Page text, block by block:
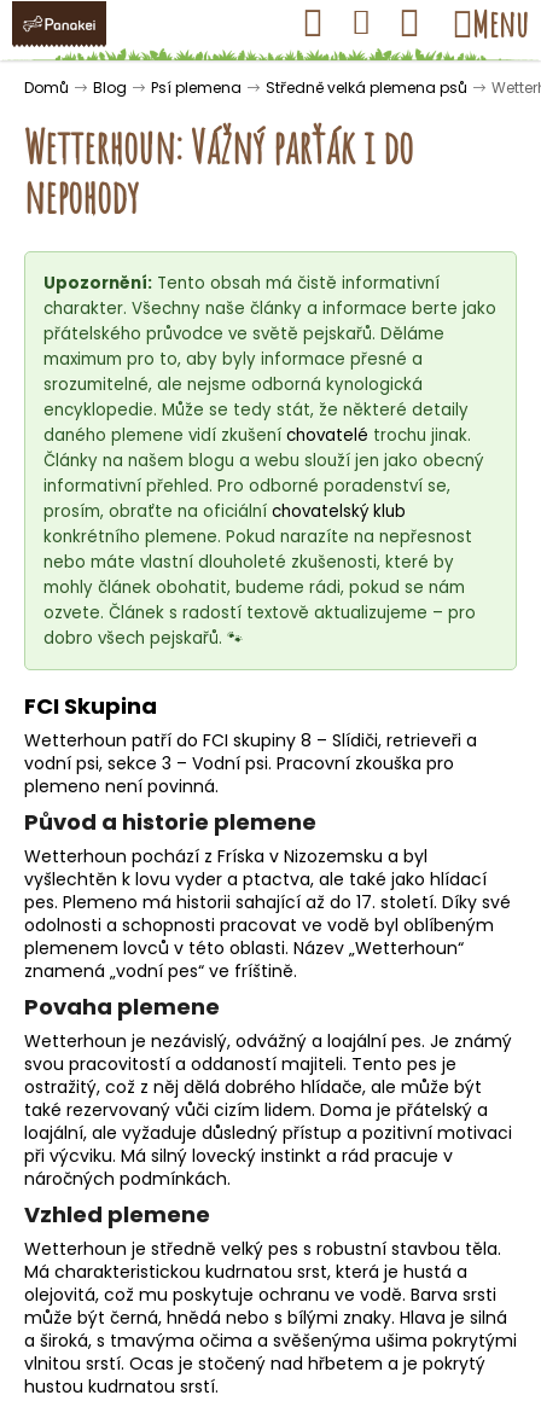
Přejít
obsah
Hledat Přihlášení
Nákupní
košík
Menu
Domů Blog Psí plemena Středně velká plemena psů
Wetterhoun: Vážný parťák i do
nepohody
Upozornění: Tento obsah má čistě informativní
charakter. Všechny naše články a informace berte jako
přátelského průvodce ve světě pejskařů. Děláme
maximum pro to, aby byly informace přesné a
srozumitelné, ale nejsme odborná kynologická
encyklopedie. Může se tedy stát, že některé detaily
daného plemene vidí zkušení chovatelé trochu jinak.
Články na našem blogu a webu slouží jen jako obecný
informativní přehled. Pro odborné poradenství se,
prosím, obraťte na oficiální chovatelský klub
konkrétního plemene. Pokud narazíte na nepřesnost
nebo máte vlastní dlouholeté zkušenosti, které by
mohly článek obohatit, budeme rádi, pokud se nám
ozvete. Článek s radostí textově aktualizujeme – pro
dobro všech pejskařů. 🐾
FCI Skupina
Wetterhoun patří do FCI skupiny 8 – Slídiči, retrieveři a
vodní psi, sekce 3 – Vodní psi. Pracovní zkouška pro
plemeno není povinná.
Původ a historie plemene
Wetterhoun pochází z Fríska v Nizozemsku a byl
vyšlechtěn k lovu vyder a ptactva, ale také jako hlídací
pes. Plemeno má historii sahající až do 17. století. Díky své
odolnosti a schopnosti pracovat ve vodě byl oblíbeným
plemenem lovců v této oblasti. Název „Wetterhoun“
znamená „vodní pes“ ve fríštině.
Povaha plemene
Wetterhoun je nezávislý, odvážný a loajální pes. Je známý
svou pracovitostí a oddaností majiteli. Tento pes je
ostražitý, což z něj dělá dobrého hlídače, ale může být
také rezervovaný vůči cizím lidem. Doma je přátelský a
loajální, ale vyžaduje důsledný přístup a pozitivní motivaci
při výcviku. Má silný lovecký instinkt a rád pracuje v
náročných podmínkách.
Vzhled plemene
Wetterhoun je středně velký pes s robustní stavbou těla.
Má charakteristickou kudrnatou srst, která je hustá a
olejovitá, což mu poskytuje ochranu ve vodě. Barva srsti
může být černá, hnědá nebo s bílými znaky. Hlava je silná
a široká, s tmavýma očima a svěšenýma ušima pokrytými
vlnitou srstí. Ocas je stočený nad hřbetem a je pokrytý
hustou kudrnatou srstí.
K
o Zpět
Zpět
o
a
j
í
t
?
HLEDAT
D
o
p
o
r
u
č
u
j
e
m
e